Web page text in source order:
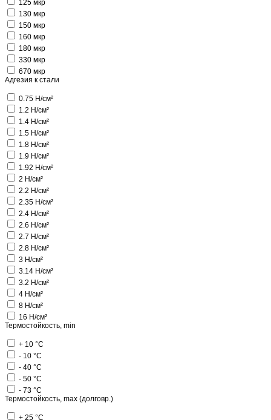
125 мкр
130 мкр
150 мкр
160 мкр
180 мкр
330 мкр
670 мкр
Адгезия к стали
0.75 Н/см²
1.2 Н/см²
1.4 Н/см²
1.5 Н/см²
1.8 Н/см²
1.9 Н/см²
1.92 Н/см²
2 Н/см²
2.2 Н/см²
2.35 Н/см²
2.4 Н/см²
2.6 Н/см²
2.7 Н/см²
2.8 Н/см²
3 Н/см²
3.14 Н/см²
3.2 Н/см²
4 Н/см²
8 Н/см²
16 Н/см²
Термостойкость, min
+ 10 °C
- 10 °C
- 40 °C
- 50 °C
- 73 °C
Термостойкость, max (долговр.)
+ 25 °C